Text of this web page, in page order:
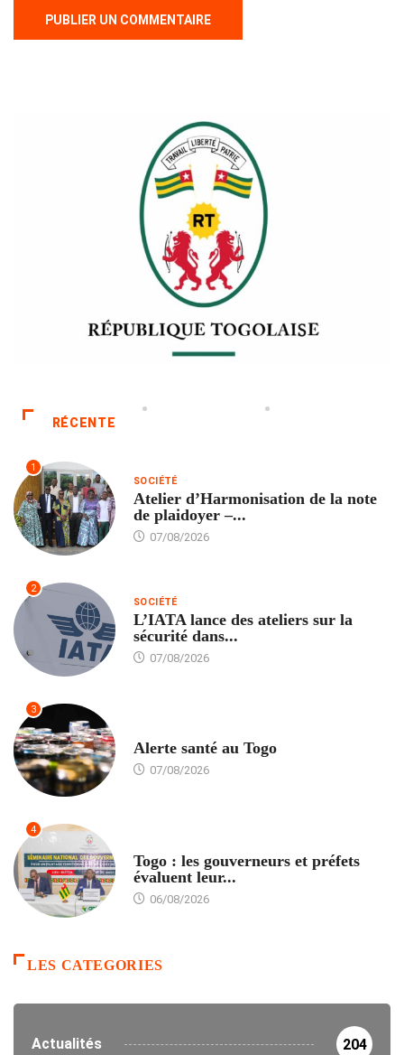
RÉCENTE
1
SOCIÉTÉ
Atelier d’Harmonisation de la note
de plaidoyer –...
07/08/2026
2
SOCIÉTÉ
L’IATA lance des ateliers sur la
sécurité dans...
07/08/2026
3
Alerte santé au Togo
07/08/2026
4
Togo : les gouverneurs et préfets
évaluent leur...
06/08/2026
LES CATEGORIES
Actualités 204